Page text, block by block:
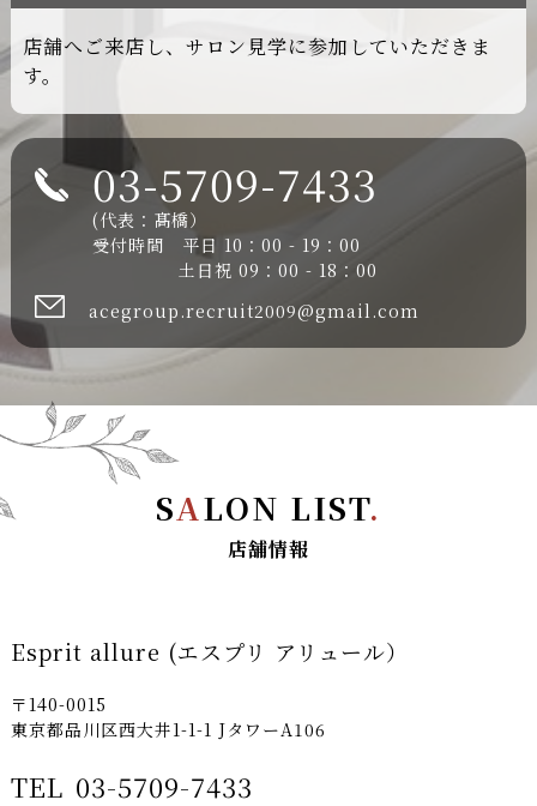
03-5709-7433
(代表：髙橋）
受付時間 平日 10：00 - 19：00
土日祝 09：00 - 18：00
acegroup.recruit2009@gmail.com
店舗へご来店し、サロン見学に参加していただきま
す。
SALON LIST.
店舗情報
Esprit allure (エスプリ アリュール）
〒140-0015
東京都品川区西大井1-1-1 JタワーA106
TEL 03-5709-7433